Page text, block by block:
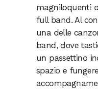
magniloquenti
full band. Al
una delle
band, dove
un passettino
spazio e